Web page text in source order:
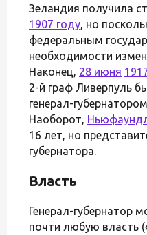
Зеландия получила
1907 году, но
федеральным
необходимости
Наконец, 28 июня
2-й граф Ливерпуль
генерал-
Наоборот,
16 лет, но
губернатора.
Власть
Генерал-губернатор
почти любую власть